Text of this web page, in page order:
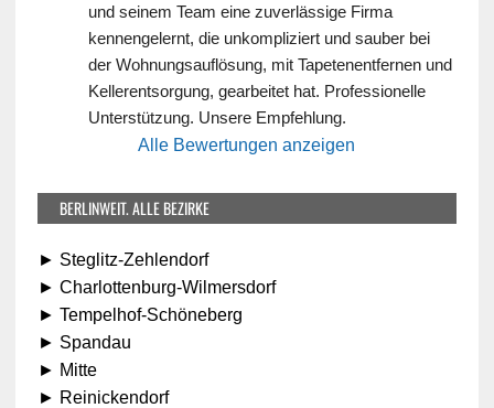
und seinem Team eine zuverlässige Firma
kennengelernt, die unkompliziert und sauber bei
der Wohnungsauflösung, mit Tapetenentfernen und
Kellerentsorgung, gearbeitet hat. Professionelle
Unterstützung. Unsere Empfehlung.
Alle Bewertungen anzeigen
BERLINWEIT. ALLE BEZIRKE
► Steglitz-Zehlendorf
► Charlottenburg-Wilmersdorf
► Tempelhof-Schöneberg
► Spandau
► Mitte
► Reinickendorf